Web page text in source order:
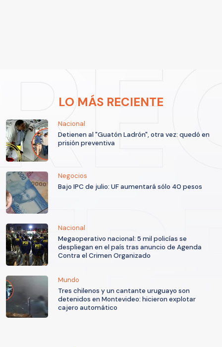
LO MÁS RECIENTE
Nacional
Detienen al "Guatón Ladrón", otra vez: quedó en
prisión preventiva
Negocios
Bajo IPC de julio: UF aumentará sólo 40 pesos
Nacional
Megaoperativo nacional: 5 mil policías se
despliegan en el país tras anuncio de Agenda
Contra el Crimen Organizado
Mundo
Tres chilenos y un cantante uruguayo son
detenidos en Montevideo: hicieron explotar
cajero automático